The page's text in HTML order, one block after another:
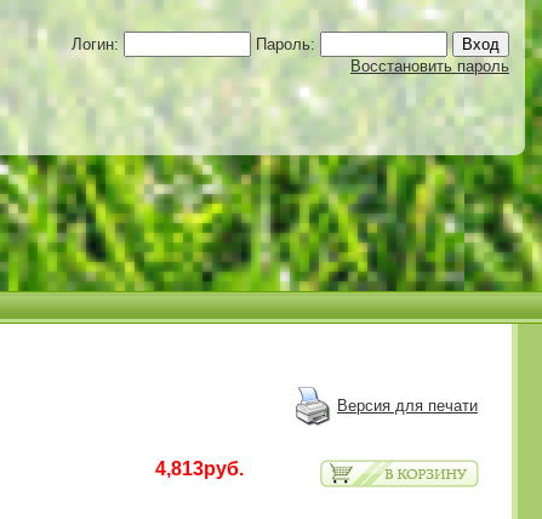
Логин:
Пароль:
Восстановить пароль
Версия для печати
4,813руб.